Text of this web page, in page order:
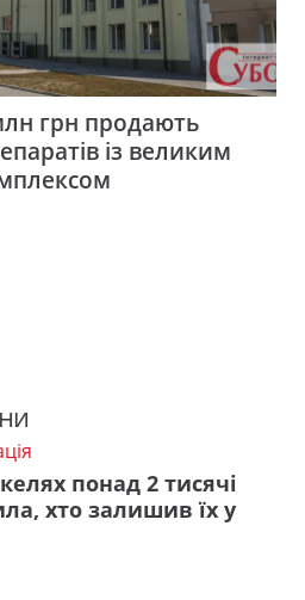
грн продають
із великим
понад 2 тисячі
хто залишив їх у